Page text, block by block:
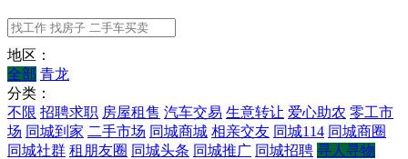
地区：
全部 青龙
分类：
不限 招聘求职 房屋租售 汽车交易 生意转让 爱心助农 零工市
场 同城到家 二手市场 同城商城 相亲交友 同城114 同城商圈
同城社群 租朋友圈 同城头条 同城推广 同城招聘 寻人寻物